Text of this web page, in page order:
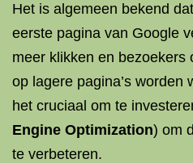
Het is algemeen bekend
eerste pagina van Google
meer klikken en bezoekers
op lagere pagina’s worden
het cruciaal om te
Engine Optimization) om
te verbeteren.